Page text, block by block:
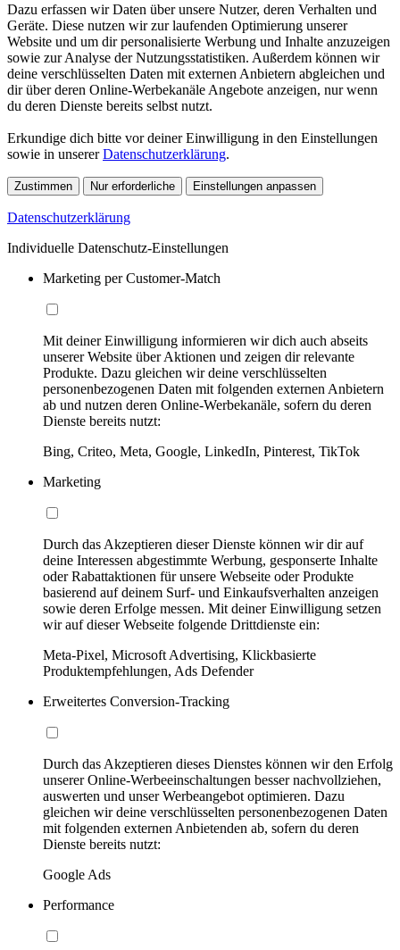
Dazu erfassen wir Daten über unsere Nutzer, deren Verhalten und
Geräte. Diese nutzen wir zur laufenden Optimierung unserer
Website und um dir personalisierte Werbung und Inhalte anzuzeigen
sowie zur Analyse der Nutzungsstatistiken. Außerdem können wir
deine verschlüsselten Daten mit externen Anbietern abgleichen und
dir über deren Online-Werbekanäle Angebote anzeigen, nur wenn
du deren Dienste bereits selbst nutzt.
Erkundige dich bitte vor deiner Einwilligung in den Einstellungen
sowie in unsererDatenschutzerklärung.
Zustimmen Nur erforderliche Einstellungen anpassen
Datenschutzerklärung
Individuelle Datenschutz-Einstellungen
Marketing per Customer-Match
Mit deiner Einwilligung informieren wir dich auch abseits
unserer Website über Aktionen und zeigen dir relevante
Produkte. Dazu gleichen wir deine verschlüsselten
personenbezogenen Daten mit folgenden externen Anbietern
ab und nutzen deren Online-Werbekanäle, sofern du deren
Dienste bereits nutzt:
Bing, Criteo, Meta, Google, LinkedIn, Pinterest, TikTok
Marketing
Durch das Akzeptieren dieser Dienste können wir dir auf
deine Interessen abgestimmte Werbung, gesponserte Inhalte
oder Rabattaktionen für unsere Webseite oder Produkte
basierend auf deinem Surf- und Einkaufsverhalten anzeigen
sowie deren Erfolge messen. Mit deiner Einwilligung setzen
wir auf dieser Webseite folgende Drittdienste ein:
Meta-Pixel, Microsoft Advertising, Klickbasierte
Produktempfehlungen, Ads Defender
Erweitertes Conversion-Tracking
Durch das Akzeptieren dieses Dienstes können wir den Erfolg
unserer Online-Werbeeinschaltungen besser nachvollziehen,
auswerten und unser Werbeangebot optimieren. Dazu
gleichen wir deine verschlüsselten personenbezogenen Daten
mit folgenden externen Anbietenden ab, sofern du deren
Dienste bereits nutzt:
Google Ads
Performance